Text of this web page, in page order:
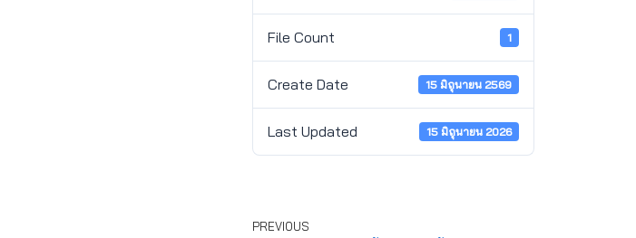
File Count 1
Create Date 15 มิถุนายน 2569
Last Updated 15 มิถุนายน 2026
PREVIOUS